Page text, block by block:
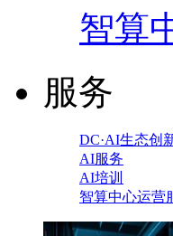
智算
服务
DC·AI生态创
AI服务
AI培训
智算中心运营